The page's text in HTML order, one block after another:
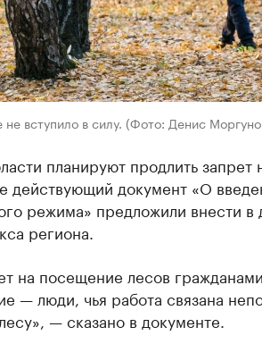
вступило в силу. (Фото: Денис
планируют продлить запрет
действующий документ «О
режима» предложили внести в
региона.
на посещение лесов
— люди, чья работа связана
— сказано в документе.